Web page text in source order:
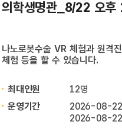
의학생명관_8/22 오
나노로봇수술 VR 체험과 원격
체험 등을 할 수 있습니다.
최대인원
12명
운영기간
2026-08-
2026-08-22